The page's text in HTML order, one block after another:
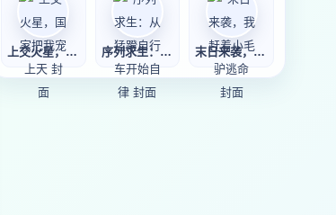
上交火星，国家把 序列求生：从猛蹬 末日来袭，我赶着